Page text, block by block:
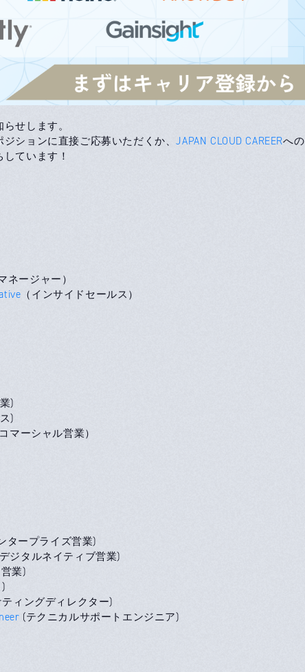
せします。
ションに直接ご応募いただくか、JAPAN CLOUD CAREERへの
ています！
ネージャー）
（インサイドセールス）
)
)
コマーシャル営業）
タープライズ営業)
ジタルネイティブ営業)
業)
ティングディレクター)
(テクニカルサポートエンジニア)